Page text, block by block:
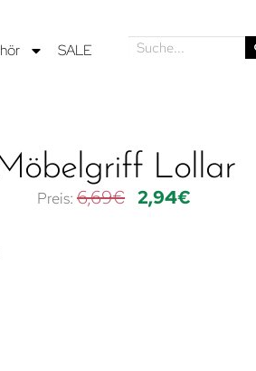
SALE
Lollar
6,69€ 2,94€